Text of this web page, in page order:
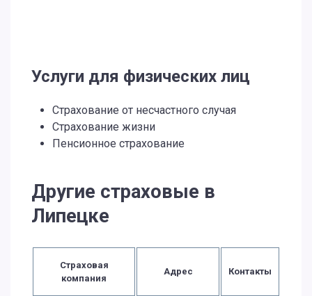
Услуги для физических лиц
Страхование от несчастного случая
Страхование жизни
Пенсионное страхование
Другие страховые в
Липецке
Страховая
компания
Адрес Контакты